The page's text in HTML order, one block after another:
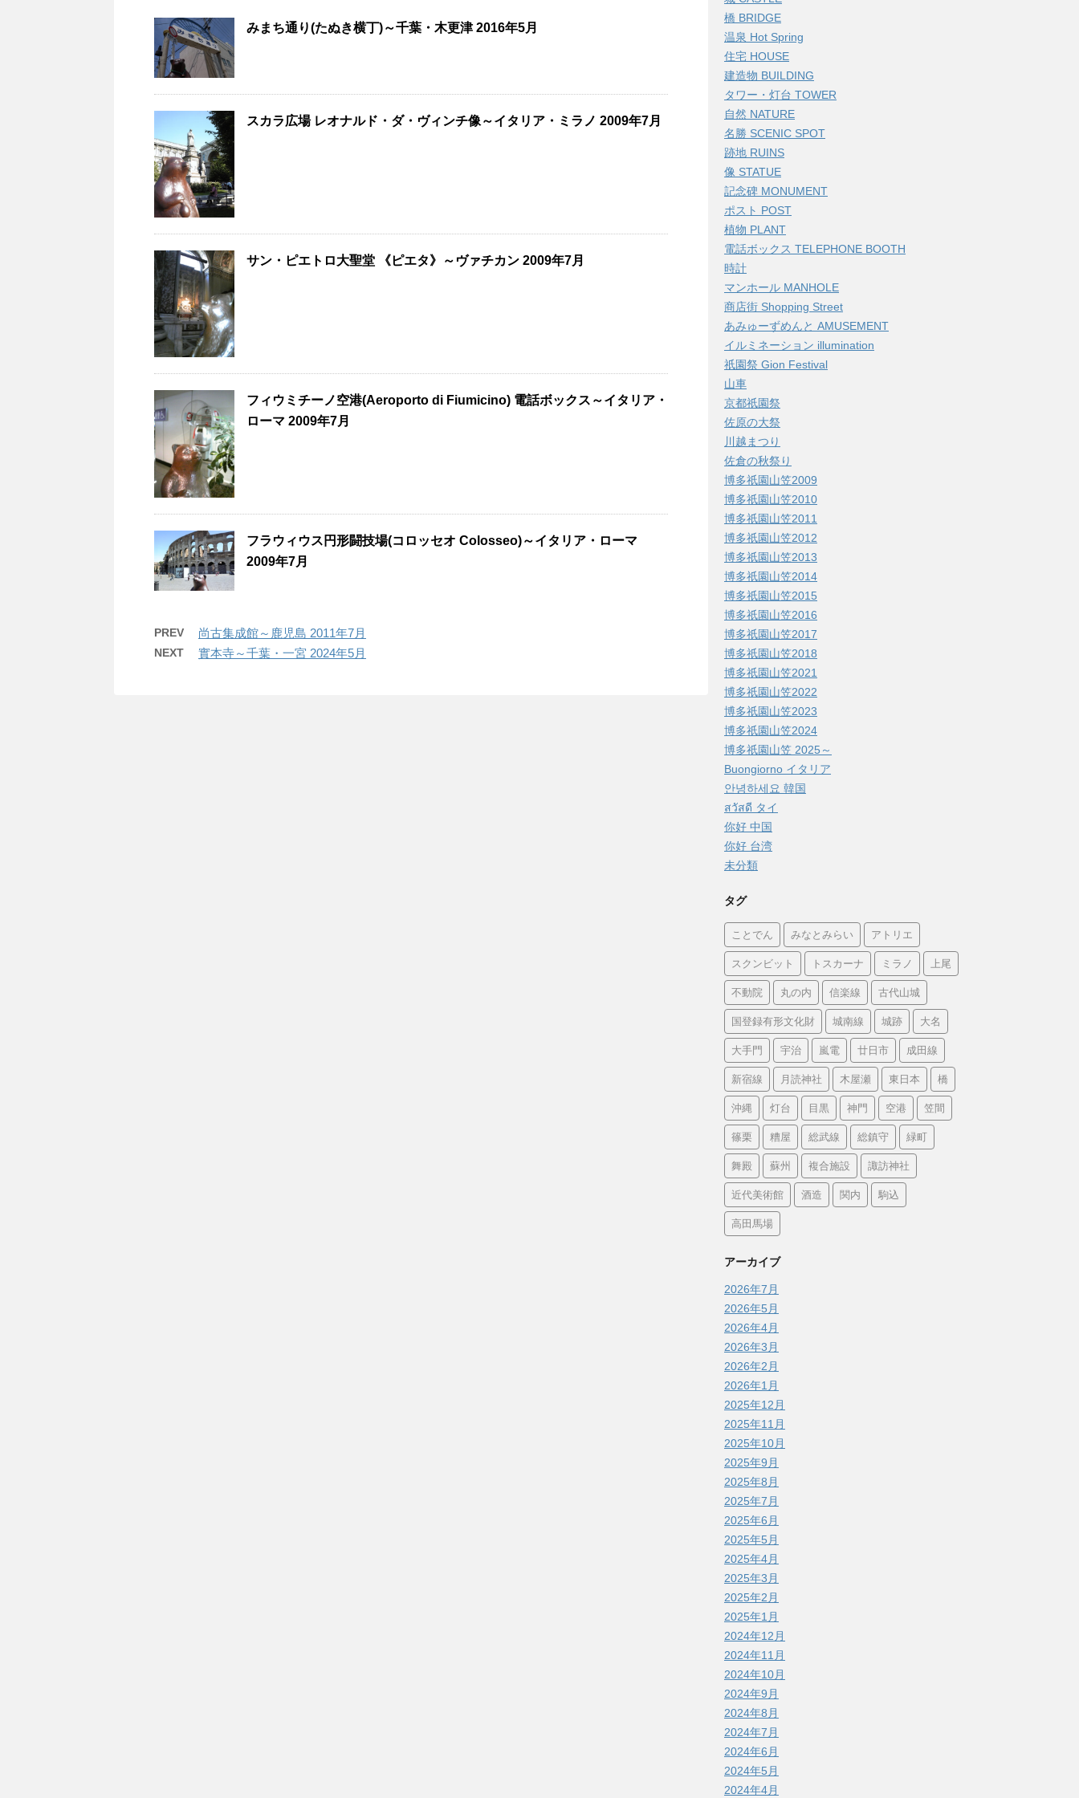
みまち通り(たぬき横丁)～千葉・木更津 2016年5月
スカラ広場 レオナルド・ダ・ヴィンチ像～イタリア・ミラノ 2009年7月
サン・ピエトロ大聖堂 《ピエタ》～ヴァチカン 2009年7月
フィウミチーノ空港(Aeroporto di Fiumicino) 電話ボックス～イタリア・
ローマ 2009年7月
フラウィウス円形闘技場(コロッセオ Colosseo)～イタリア・ローマ
2009年7月
PREV 尚古集成館～鹿児島 2011年7月
NEXT 實本寺～千葉・一宮 2024年5月
橋 BRIDGE
温泉 Hot Spring
住宅 HOUSE
建造物 BUILDING
タワー・灯台 TOWER
自然 NATURE
名勝 SCENIC SPOT
跡地 RUINS
像 STATUE
記念碑 MONUMENT
ポスト POST
植物 PLANT
電話ボックス TELEPHONE BOOTH
時計
マンホール MANHOLE
商店街 Shopping Street
あみゅーずめんと AMUSEMENT
イルミネーション illumination
祇園祭 Gion Festival
山車
京都祇園祭
佐原の大祭
川越まつり
佐倉の秋祭り
博多祇園山笠2009
博多祇園山笠2010
博多祇園山笠2011
博多祇園山笠2012
博多祇園山笠2013
博多祇園山笠2014
博多祇園山笠2015
博多祇園山笠2016
博多祇園山笠2017
博多祇園山笠2018
博多祇園山笠2021
博多祇園山笠2022
博多祇園山笠2023
博多祇園山笠2024
博多祇園山笠 2025～
Buongiorno イタリア
안녕하세요 韓国
สวัสดี タイ
你好 中国
你好 台湾
未分類
タグ
ことでん みなとみらい アトリエ
スクンビット トスカーナ ミラノ 上尾
不動院 丸の内 信楽線 古代山城
国登録有形文化財 城南線 城跡 大名
大手門 宇治 嵐電 廿日市 成田線
新宿線 月読神社 木屋瀬 東日本 橋
沖縄 灯台 目黒 神門 空港 笠間
篠栗 糟屋 総武線 総鎮守 緑町
舞殿 蘇州 複合施設 諏訪神社
近代美術館 酒造 関内 駒込
高田馬場
アーカイブ
2026年7月
2026年5月
2026年4月
2026年3月
2026年2月
2026年1月
2025年12月
2025年11月
2025年10月
2025年9月
2025年8月
2025年7月
2025年6月
2025年5月
2025年4月
2025年3月
2025年2月
2025年1月
2024年12月
2024年11月
2024年10月
2024年9月
2024年8月
2024年7月
2024年6月
2024年5月
2024年4月